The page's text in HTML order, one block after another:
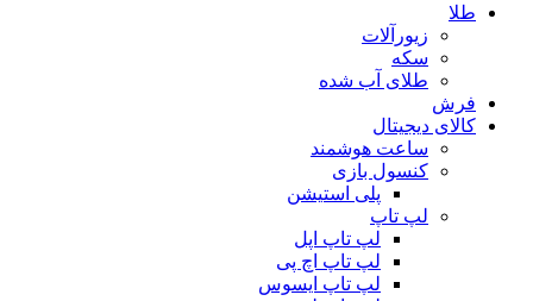
طلا
زیورآلات
سکه
طلای آب شده
فرش
کالای دیجیتال
ساعت هوشمند
کنسول بازی
پلی استیشن
لپ تاپ
لپ تاپ اپل
لپ تاپ اچ پی
لپ تاپ ایسوس